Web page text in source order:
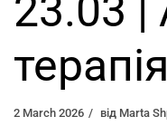
23.03 |
2 March 2026 від Marta